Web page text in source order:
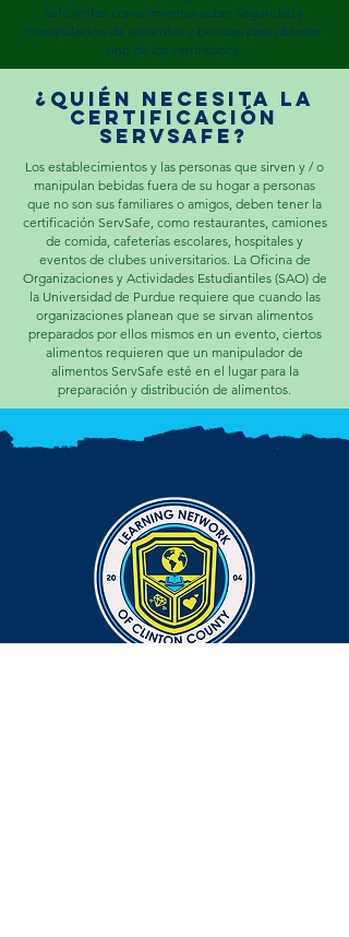
suficientes conocimientos sobre seguridad y
manipulación de alimentos y bebidas para obtener
uno de los certificados.
¿Quién necesita la
certificación
servsafe?
Los establecimientos y las personas que sirven y / o
manipulan bebidas fuera de su hogar a personas
que no son sus familiares o amigos, deben tener la
certificación ServSafe, como restaurantes, camiones
de comida, cafeterías escolares, hospitales y
eventos de clubes universitarios. La Oficina de
Organizaciones y Actividades Estudiantiles (SAO) de
la Universidad de Purdue requiere que cuando las
organizaciones planean que se sirvan alimentos
preparados por ellos mismos en un evento, ciertos
alimentos requieren que un manipulador de
alimentos ServSafe esté en el lugar para la
preparación y distribución de alimentos.